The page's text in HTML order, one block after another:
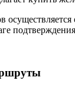
подтверждения